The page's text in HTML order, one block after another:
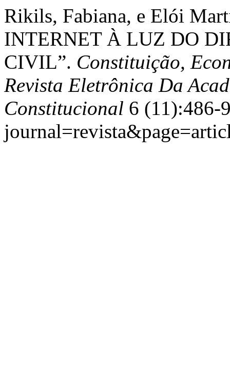
Rikils, Fabiana, e Elói
INTERNET À LUZ DO
CIVIL”. Constituição,
Revista Eletrônica Da
Constitucional 6 (11):486-